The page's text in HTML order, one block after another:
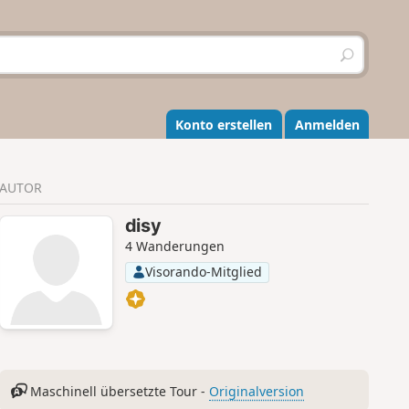
S
u
h
e
n
Konto erstellen Anmelden
AUTOR
disy
4 Wanderungen
Visorando-Mitglied
Maschinell übersetzte Tour - Originalversion